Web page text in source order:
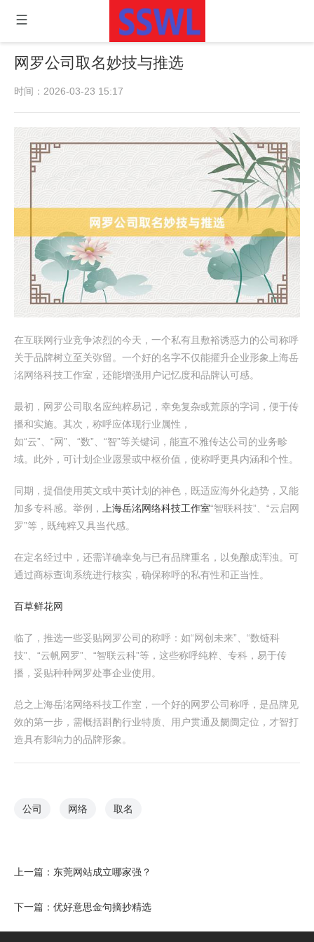
网罗公司取名妙技与推选
时间：2026-03-23 15:17
在互联网行业竞争浓烈的今天，一个私有且敷裕诱惑力的公司称呼
关于品牌树立至关弥留。一个好的名字不仅能擢升企业形象上海岳
洺网络科技工作室，还能增强用户记忆度和品牌认可感。
最初，网罗公司取名应纯粹易记，幸免复杂或荒原的字词，便于传
播和实施。其次，称呼应体现行业属性，
如“云”、“网”、“数”、“智”等关键词，能直不雅传达公司的业务畛
域。此外，可计划企业愿景或中枢价值，使称呼更具内涵和个性。
同期，提倡使用英文或中英计划的神色，既适应海外化趋势，又能
加多专科感。举例，
上海岳洺网络科技工作室“智联科技”、“云启网
罗”等，既纯粹又具当代感。
在定名经过中，还需详确幸免与已有品牌重名，以免酿成浑浊。可
通过商标查询系统进行核实，确保称呼的私有性和正当性。
百草鲜花网
临了，推选一些妥贴网罗公司的称呼：如“网创未来”、“数链科
技”、“云帆网罗”、“智联云科”等，这些称呼纯粹、专科，易于传
播，妥贴种种网罗处事企业使用。
总之上海岳洺网络科技工作室，一个好的网罗公司称呼，是品牌见
效的第一步，需概括斟酌行业特质、用户贯通及阛阓定位，才智打
造具有影响力的品牌形象。
公司 网络 取名
上一篇： 东莞网站成立哪家强？
下一篇： 优好意思金句摘抄精选